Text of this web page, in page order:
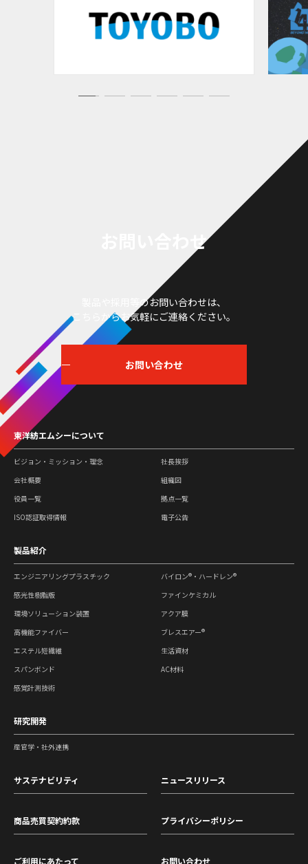
お問い合わせ
製品や採用等のお問い合わせは、
こちらからお気軽にご連絡ください。
お問い合わせ
東洋紡エムシーについて
ビジョン・ミッション・理念
社長挨拶
会社概要
組織図
役員一覧
拠点一覧
ISO認証取得情報
電子公告
製品紹介
エンジニアリングプラスチック
バイロン®・ハードレン®
感光性樹脂版
ファインケミカル
環境ソリューション装置
アクア膜
高機能ファイバー
ブレスエアー®
エステル短繊維
生活資材
スパンボンド
AC材料
感覚計測技術
研究開発
産官学・社外連携
サステナビリティ ニュースリリース
商品売買契約約款 プライバシーポリシー
ご利用にあたって お問い合わせ